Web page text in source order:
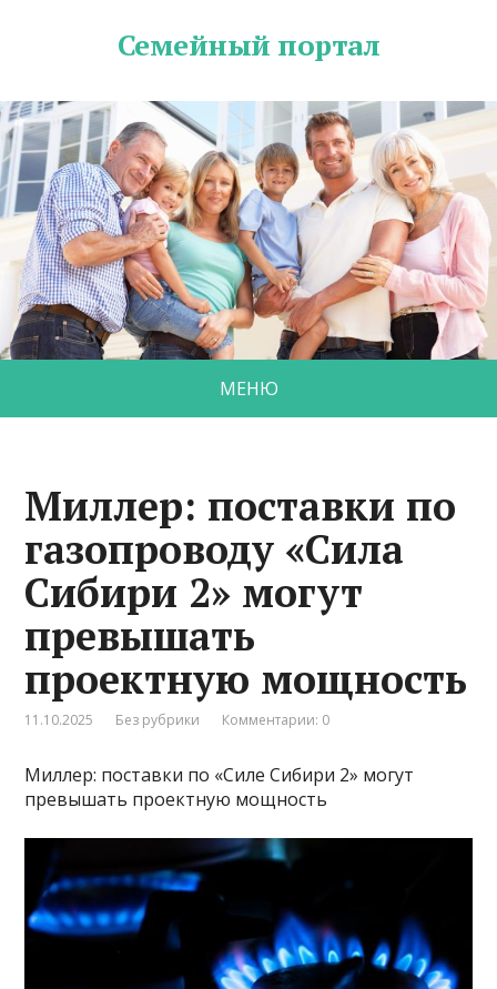
Семейный портал
МЕНЮ
Миллер: поставки по
газопроводу «Сила
Сибири 2» могут
превышать
проектную мощность
11.10.2025 Без рубрики Комментарии: 0
Миллер: поставки по «Силе Сибири 2» могут
превышать проектную мощность